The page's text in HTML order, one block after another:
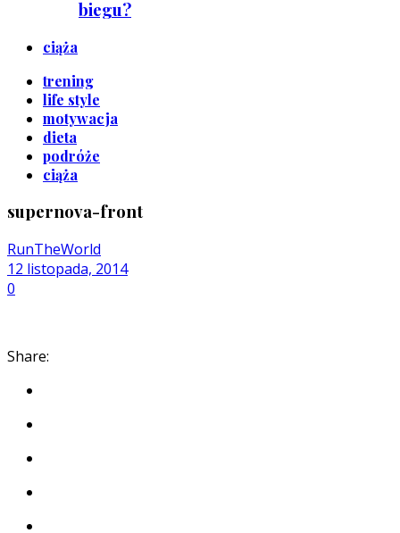
biegu?
ciąża
trening
life style
motywacja
dieta
podróże
ciąża
supernova-front
RunTheWorld
12 listopada, 2014
0
Share: